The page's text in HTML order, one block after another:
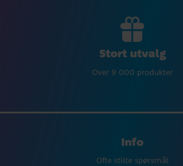
Stort utvalg
Over 9 000 produkter
Info
Ofte stilte spørsmål